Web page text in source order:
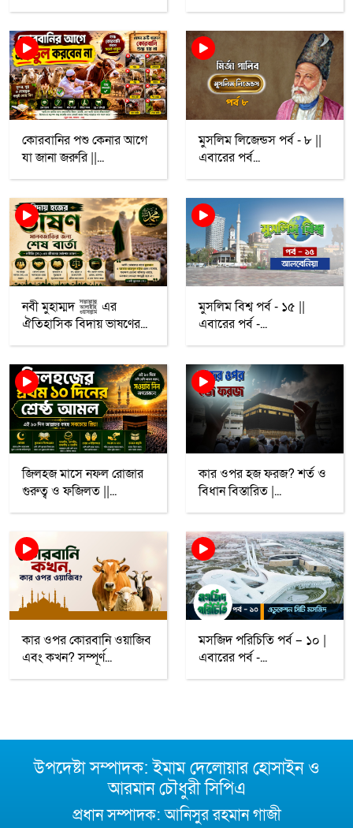
কোরবানির পশু কেনার আগে
যা জানা জরুরি ||...
মুসলিম লিজেন্ডস পর্ব - ৮ ||
এবারের পর্ব...
নবী মুহাম্মদ ﷺ এর
ঐতিহাসিক বিদায় ভাষণের...
মুসলিম বিশ্ব পর্ব - ১৫ ||
এবারের পর্ব -...
জিলহজ মাসে নফল রোজার
গুরুত্ব ও ফজিলত ||...
কার ওপর হজ ফরজ? শর্ত ও
বিধান বিস্তারিত |...
কার ওপর কোরবানি ওয়াজিব
এবং কখন? সম্পূর্ণ...
মসজিদ পরিচিতি পর্ব – ১০ |
এবারের পর্ব -...
উপদেষ্টা সম্পাদক: ইমাম দেলোয়ার হোসাইন ও
আরমান চৌধুরী সিপিএ
প্রধান সম্পাদক: আনিসুর রহমান গাজী